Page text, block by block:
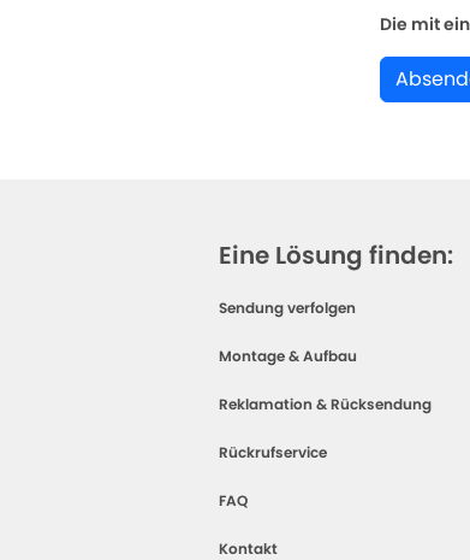
Die mit
Eine Lösung finden:
Sendung verfolgen
Montage & Aufbau
Reklamation & Rücksendung
Rückrufservice
FAQ
Kontakt